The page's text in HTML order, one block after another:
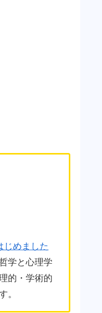
じめました
学と心理学
的・学術的
。